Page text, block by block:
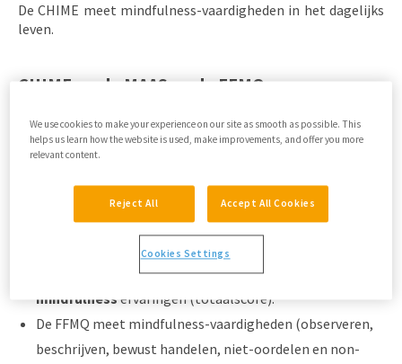
De CHIME meet mindfulness-vaardigheden in het dagelijks
leven.
CHIME vs. de MAAS en de FFMQ
De CHIME meet mindfulness-vaardigheden (gewaar
innerlijke ervaringen, gewaar externe ervaringen,
houding, niet reactieve/gedecentreerde houding,
open/niet-vermijdende houding, relativeren van
gedachten en inzicht).
De MAAS meet defrequentie van alledaagse
mindfulness ervaringen (totaalscore).
De FFMQ meet mindfulness-vaardigheden (observeren,
beschrijven, bewust handelen, niet-oordelen en non-
We use cookies to make your experience on our site as smooth as possible. This
helps us learn how the website is used, make improvements, and offer you more
relevant content.
Reject All Accept All Cookies
Cookies Settings